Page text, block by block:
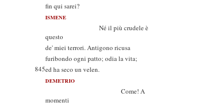
fin qui sarei?
ISMENE
Né il più crudele è
questo
de' miei terrori. Antigono ricusa
furibondo ogni patto; odia la vita;
845ed ha seco un velen.
DEMETRIO
Come! A
momenti